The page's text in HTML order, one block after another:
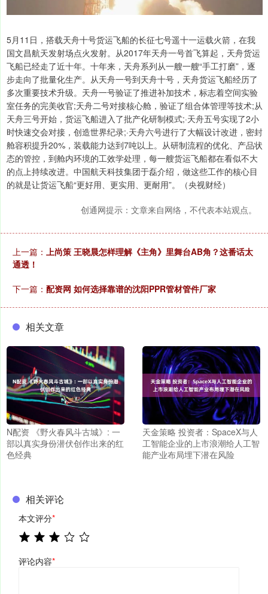
5月11日，搭载天舟十号货运飞船的长征七号遥十一运载火箭，在我
国文昌航天发射场点火发射。从2017年天舟一号首飞算起，天舟货运
飞船已经走了近十年。十年来，天舟系列从一艘一艘“手工打磨”，逐
步走向了批量化生产。从天舟一号到天舟十号，天舟货运飞船经历了
多次重要技术升级。天舟一号验证了推进补加技术，标志着空间实验
室任务的完美收官;天舟二号对接核心舱，验证了组合体管理等技术;从
天舟三号开始，货运飞船进入了批产化研制模式;·天舟五号实现了2小
时快速交会对接，创造世界纪录;·天舟六号进行了大幅设计改进，密封
舱容积提升20%，装载能力达到7吨以上。从研制流程的优化、产品状
态的管控，到舱内环境的工效学处理，每一艘货运飞船都在看似不大
的点上持续改进。中国航天科技集团于磊介绍，做这些工作的核心目
的就是让货运飞船“更好用、更实用、更耐用”。（央视财经）
创通网提示：文章来自网络，不代表本站观点。
上一篇： 上尚策 王晓晨怎样理解《主角》里舞台AB角？这番话太
通透！
下一篇： 配资网 如何选择靠谱的沈阳PPR管材管件厂家
相关文章
N配资 《野火春风斗古城》: 一
部以真实身份潜伏创作出来的红
色经典
天金策略 投资者：SpaceX与人
工智能企业的上市浪潮给人工智
能产业布局埋下潜在风险
相关评论
本文评分*
评论内容*